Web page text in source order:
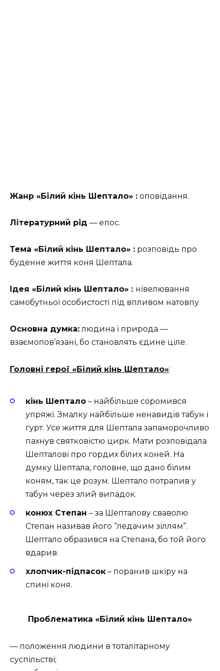
Жанр «Білий кінь Шептало» : оповідання.
Літературний рід — епос.
Тема «Білий кінь Шептало» : розповідь про
буденне життя коня Шептала.
Ідея «Білий кінь Шептало» : нівелювання
самобутньої особистості під впливом натовпу
Основна думка:людина і природа —
взаємопов’язані, бо становлять єдине ціле.
Головні герої «Білий кінь Шептало»:
кінь Шептало – найбільше соромився
упряжі. Змалку найбільше ненавидів табун і
гурт. Усе життя для Шептала запаморочливо
пахнув святковістю цирк. Мати розповідала
Шепталові про гордих білих коней. На
думку Шептала, головне, що дано білим
коням, так це розум. Шептало потрапив у
табун через злий випадок.
конюх Степан – за Шепталову сваволю
Степан називав його “ледачим зіллям”.
Шептало образився на Степана, бо той його
вдарив.
хлопчик-підпасок – поранив шкіру на
спині коня.
Проблематика «Білий кінь Шептало»
— положення людини в тоталітарному
суспільстві;